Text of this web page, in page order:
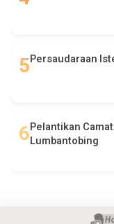
Persaudaraan
Pelantikan
Lumbantobing